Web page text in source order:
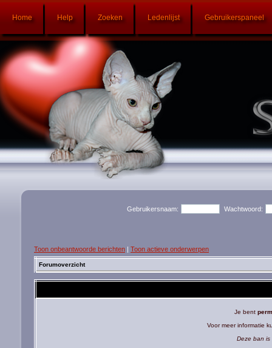
Home Help Zoeken Ledenlijst Gebruikerspaneel
Gebruikersnaam: Wachtwoord:
Toon onbeantwoorde berichten | Toon actieve onderwerpen
Forumoverzicht
Je bent
Voor meer informatie
Deze ban is